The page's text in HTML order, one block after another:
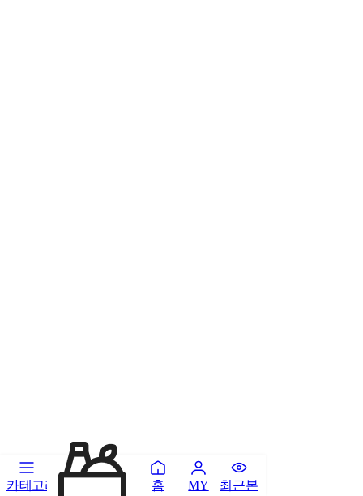
카테고리 홈 MY 최근본